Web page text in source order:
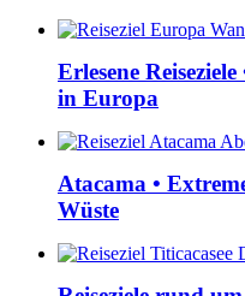
Erlesene
in Europa
Atacama •
Wüste